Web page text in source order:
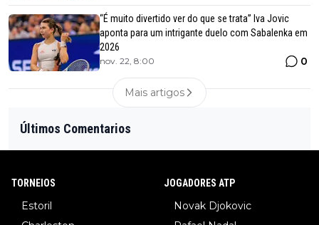
“É muito divertido ver do que se trata” Iva Jovic
aponta para um intrigante duelo com Sabalenka em
2026
nov. 22, 8:00 0
Mais artigos
Últimos Comentarios
TORNEIOS
Estoril
JOGADORES ATP
Novak Djokovic